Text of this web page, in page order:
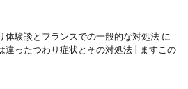
体験談とフランスでの一般的な対処法 に
違ったつわり症状とその対処法 | ますこの